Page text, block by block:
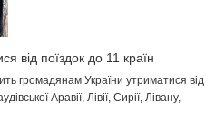
від поїздок до 11 країн
громадянам України утриматися від
Аравії, Лівії, Сирії, Лівану,